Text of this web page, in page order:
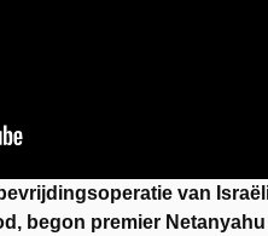
van
begon premier